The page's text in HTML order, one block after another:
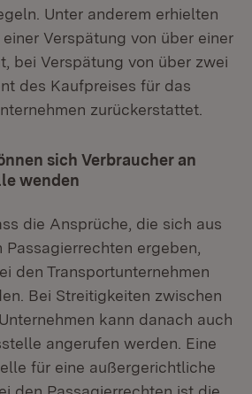
Unter anderem erhielten
Verspätung von über einer
bei Verspätung von über zwei
des Kaufpreises für das
zurückerstattet.
sich Verbraucher an
wenden
die Ansprüche, die sich aus
ergeben,
den Transportunternehmen
Bei Streitigkeiten zwischen
kann danach auch
angerufen werden. Eine
für eine außergerichtliche